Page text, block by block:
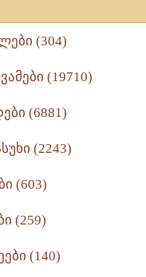
(304)
(19710)
(6881)
(2243)
(603)
(259)
(140)